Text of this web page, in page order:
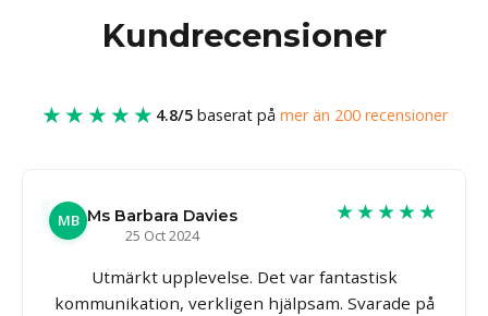
Kundrecensioner
★★★★★ 4.8/5baserat på mer än 200 recensioner
MB Ms Barbara Davies
25 Oct 2024
★★★★★
Utmärkt upplevelse. Det var fantastisk
kommunikation, verkligen hjälpsam. Svarade på